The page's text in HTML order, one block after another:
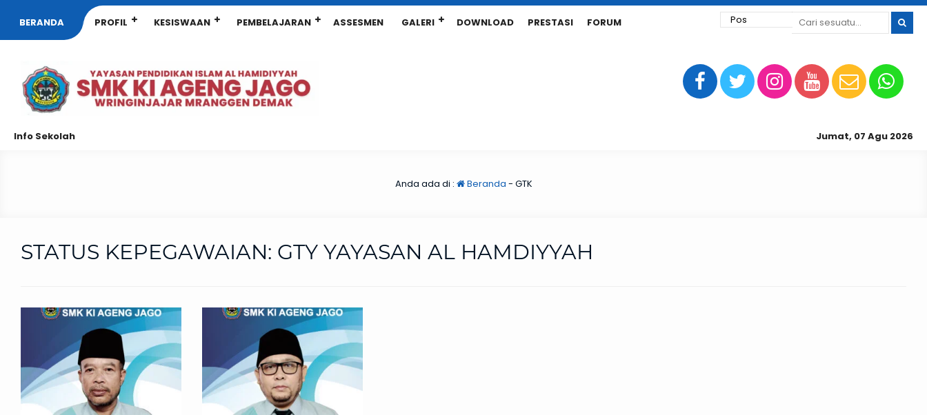
BERANDA PROFIL KESISWAAN PEMBELAJARAN ASSESMEN GALERI DOWNLOAD PRESTASI FORUM
Info Sekolah Jumat, 07 Agu 2026
Anda ada di : Beranda - GTK
STATUS KEPEGAWAIAN: GTY YAYASAN AL HAMDIYYAH